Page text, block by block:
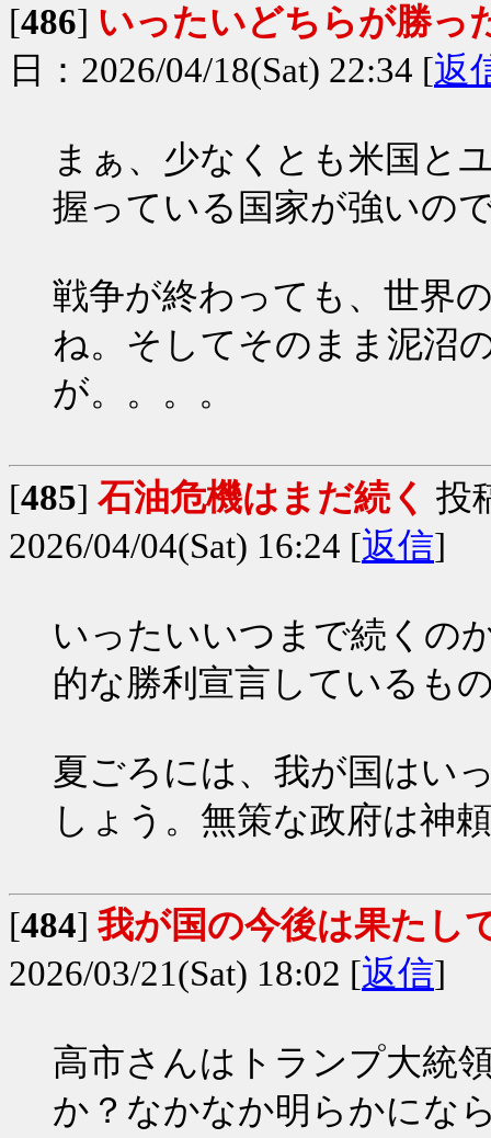
[486] いったいどちらが勝っ
日：2026/04/18(Sat) 22:34 [返
まぁ、少なくとも米国と
握っている国家が強いの
戦争が終わっても、世界
ね。そしてそのまま泥沼
が。。。。
[485] 石油危機はまだ続く 投
2026/04/04(Sat) 16:24 [返信]
いったいいつまで続くの
的な勝利宣言しているも
夏ごろには、我が国はい
しょう。無策な政府は神
[484] 我が国の今後は果たし
2026/03/21(Sat) 18:02 [返信]
高市さんはトランプ大統
か？なかなか明らかにな